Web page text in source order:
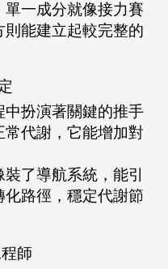
一成分就像接力賽
能建立起較完整的
扮演著關鍵的推手
代謝，它能增加對
了導航系統，能引
路徑，穩定代謝節
師